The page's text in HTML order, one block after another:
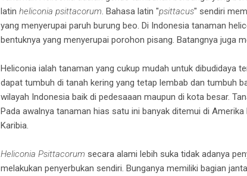
latin heliconia psittacorum . Bahasa latin "psittacus" sendiri
yang menyerupai paruh burung beo. Di Indonesia tanaman
bentuknya yang menyerupai porohon pisang. Batangnya juga
Heliconia ialah tanaman yang cukup mudah untuk dibudidaya
dapat tumbuh di tanah kering yang tetap lembab dan tumbuh
wilayah Indonesia baik di pedesaaan maupun di kota besar.
Pada awalnya tanaman hias satu ini banyak ditemui di
Karibia.
Heliconia Psittacorum secara alami lebih suka tidak adanya
melakukan penyerbukan sendiri. Bunganya memiliki bagian